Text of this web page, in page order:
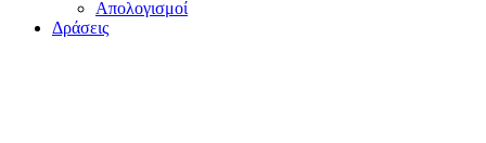
Απολογισμοί
Δράσεις